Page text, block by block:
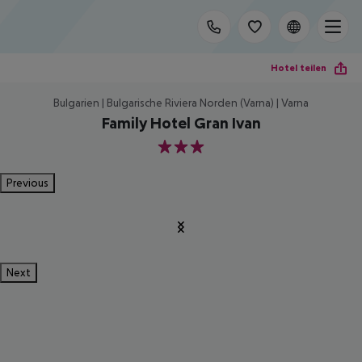
Hotel teilen
Bulgarien | Bulgarische Riviera Norden (Varna) | Varna
Family Hotel Gran Ivan
3
Previous
Next